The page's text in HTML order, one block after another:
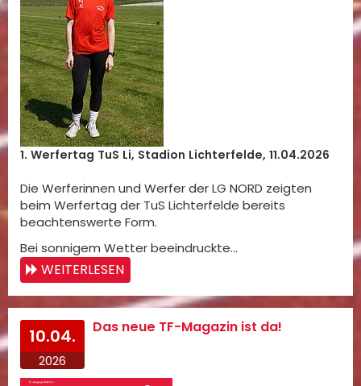
1. Werfertag TuS Li, Stadion Lichterfelde, 11.04.2026
Die Werferinnen und Werfer der LG NORD zeigten
beim Werfertag der TuS Lichterfelde bereits
beachtenswerte Form.
Bei sonnigem Wetter beeindruckte…
WEITERLESEN
10.04.
2026
Das neue TF-Magazin ist da!